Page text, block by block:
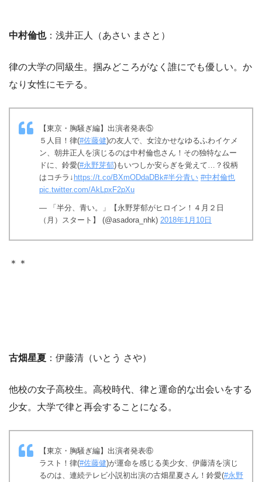
中村倫也：浅井正人（あさい まさと）
律の大学の同級生。掴みどころがなく誰にでも優しい。か
なり女性にモテる。
【東京・胸騒ぎ編】出演者発表⑤
５人目！律(#佐藤健)の友人で、女泣かせなゆるふわイケメ
ン、朝井正人を演じるのは中村倫也さん！その独特なムー
ドに、鈴愛(#永野芽郁)もいつしか安らぎを覚えて…？役柄
はコチラ↓ https://t.co/BXmODdaDBk#半分青い #中村倫也
pic.twitter.com/AkLpxF2pXu
— 「半分、青い。」【永野芽郁がヒロイン！４月２日
（月）スタート】 (@asadora_nhk) 2018年1月10日
＊＊
古畑星夏 ：伊藤清（いとう さや）
他校の女子高校生。高校時代、律と運命的な出会いをする
少女。大学で律と再会することになる。
【東京・胸騒ぎ編】出演者発表⑥
ラスト！律(#佐藤健)が運命を感じる美少女、伊藤清を演じ
るのは、連続テレビ小説初出演の古畑星夏さん！鈴愛(#永野